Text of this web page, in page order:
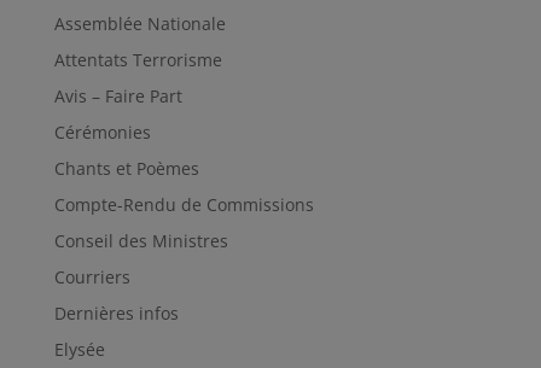
Assemblée Nationale
Attentats Terrorisme
Avis – Faire Part
Cérémonies
Chants et Poèmes
Compte-Rendu de Commissions
Conseil des Ministres
Courriers
Dernières infos
Elysée